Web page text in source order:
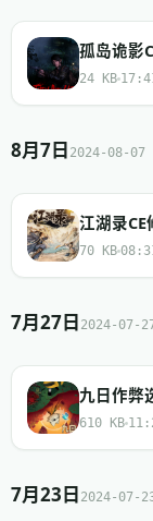
孤岛诡影
24 KB
8月7日 2024-08-07
江湖录CE
70 KB
7月27日 2024-07-
九日作弊
610 KB
7月23日 2024-07-